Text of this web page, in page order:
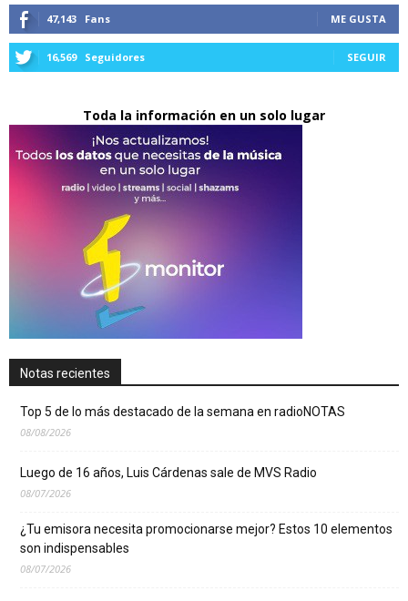
47,143 Fans ME GUSTA
16,569 Seguidores SEGUIR
Toda la información en un solo lugar
Notas recientes
Top 5 de lo más destacado de la semana en radioNOTAS
08/08/2026
Luego de 16 años, Luis Cárdenas sale de MVS Radio
08/07/2026
¿Tu emisora necesita promocionarse mejor? Estos 10 elementos
son indispensables
08/07/2026